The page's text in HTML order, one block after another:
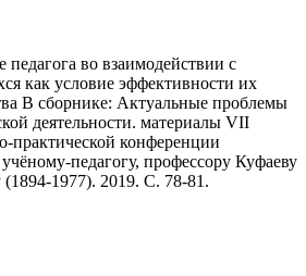
педагога во взаимодействии с
как условие эффективности их
В сборнике: Актуальные проблемы
деятельности. материалы VII
практической конференции
педагогу, профессору Куфаеву
1977). 2019. С. 78-81.